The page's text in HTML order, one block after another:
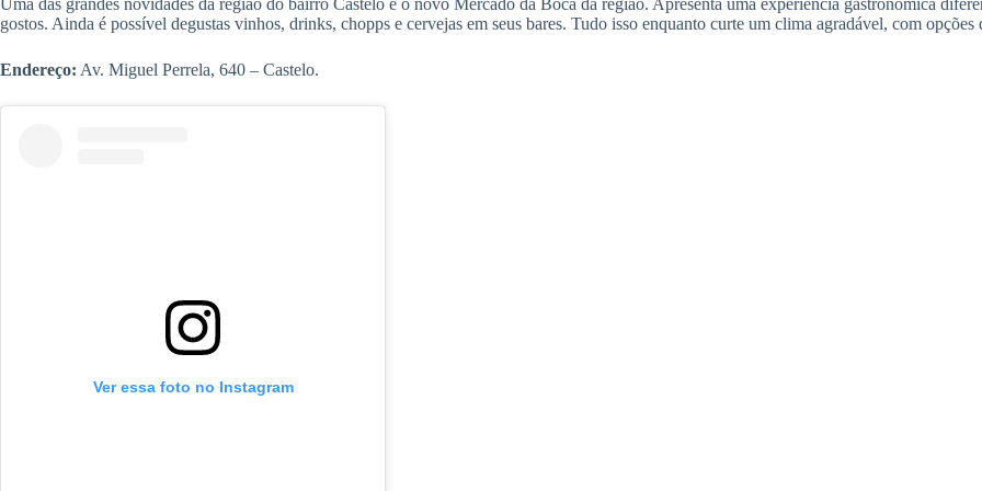
gostos. Ainda é possível degustas vinhos, drinks, chopps e cervejas em seus bares. Tudo isso enquanto curte um clima agradável, com
Endereço: Av. Miguel Perrela, 640 – Castelo.
Ver essa foto no Instagram